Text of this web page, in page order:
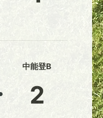
中能登B
2